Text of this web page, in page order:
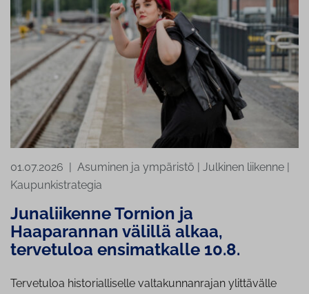
01.07.2026 Asuminen ja ympäristö Julkinen liikenne
Kaupunkistrategia
Ju­na­lii­ken­ne Tornion ja
Haaparannan välillä alkaa,
tervetuloa ensimatkalle 10.8.
Tervetuloa historialliselle valtakunnanrajan ylittävälle